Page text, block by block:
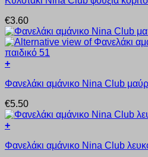
του
προϊόντος
επιλογές
να
επιλεγούν
στη
σελίδα
του
προϊόντος
έχει
πολλαπλές
παραλλαγές.
Οι
επιλογές
να
στη
σελίδα
του
προϊόντος
€3.60
+
το
έχει
πολλαπλές
παραλλαγές.
επιλογές
Φανελάκι αμάνικο Nina Club
€5.50
+
το
Φανελάκι αμάνικο Nina Club